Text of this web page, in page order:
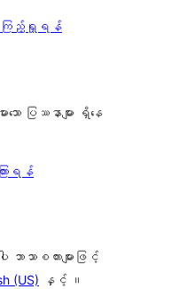
ကြည့်ရှုရန်
ာ ပြဿနာများ ရှိနေ
းရန်
သာစကားများဖြင့်
(US) နှင့် ။